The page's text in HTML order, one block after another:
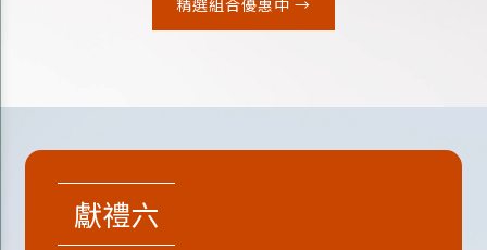
獻禮六